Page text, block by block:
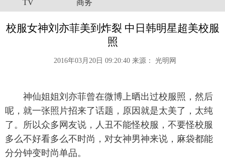
港澳 台湾 华人 汽车
旅游 健康 信息化 数据
金融 公益 军事 无人机
富媒体
TV
商务
校服女神刘亦菲美到炸裂 中日韩明星超美校服
照
2016年03月20日 09:20:40 来源： 光明网
神仙姐姐刘亦菲曾在微博上晒出过校服照，然后
呢，就一张照片招来了话题，原因就是太美了，太纯
了。所以众多网友说，人丑不能怪校服，不要怪校服
多么不好看多么不时尚，对女神男神来说，麻袋都能
分分钟变时尚单品。